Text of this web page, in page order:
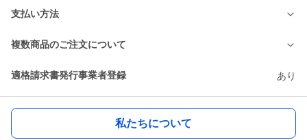
支払い方法
複数商品のご注文について
適格請求書発行事業者登録 あり
私たちについて